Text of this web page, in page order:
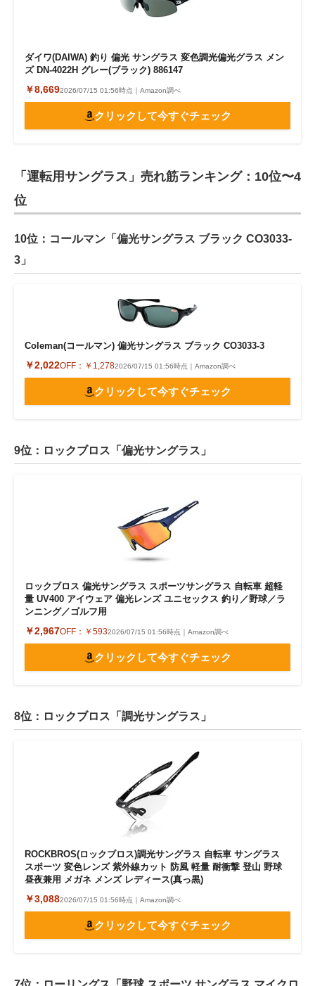
ダイワ(DAIWA) 釣り 偏光 サングラス 変色調光偏光グラス メン
ズ DN-4022H グレー(ブラック) 886147
￥8,6692026/07/15 01:56時点｜Amazon調べ
クリックして今すぐチェック
「運転用サングラス」売れ筋ランキング：10位〜4
位
10位：コールマン「偏光サングラス ブラック CO3033-
3」
Coleman(コールマン) 偏光サングラス ブラック CO3033-3
￥2,022OFF： ￥1,2782026/07/15 01:56時点｜Amazon調べ
クリックして今すぐチェック
9位：ロックブロス「偏光サングラス」
ロックブロス 偏光サングラス スポーツサングラス 自転車 超軽
量 UV400 アイウェア 偏光レンズ ユニセックス 釣り／野球／ラ
ンニング／ゴルフ用
￥2,967OFF： ￥5932026/07/15 01:56時点｜Amazon調べ
クリックして今すぐチェック
8位：ロックブロス「調光サングラス」
ROCKBROS(ロックブロス)調光サングラス 自転車 サングラス
スポーツ 変色レンズ 紫外線カット 防風 軽量 耐衝撃 登山 野球
昼夜兼用 メガネ メンズ レディース(真っ黒)
￥3,0882026/07/15 01:56時点｜Amazon調べ
クリックして今すぐチェック